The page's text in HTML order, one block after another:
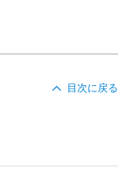
目次に戻る